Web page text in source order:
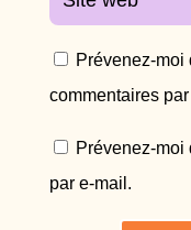
Prévenez-moi
commentaires
Prévenez-moi
par e-mail.